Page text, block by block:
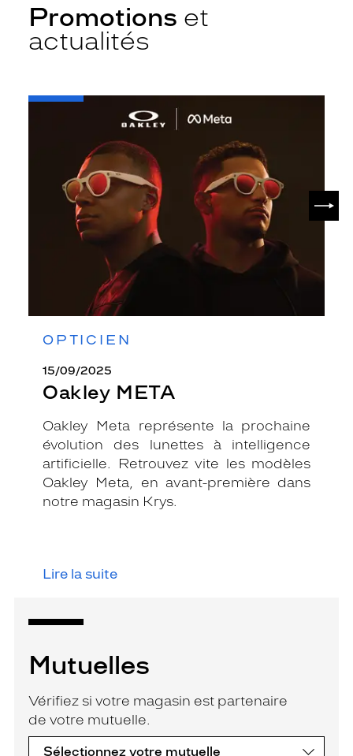
Promotions et
actualités
OPTICIEN
15/09/2025
Oakley META
Oakley Meta représente la prochaine
évolution des lunettes à intelligence
artificielle. Retrouvez vite les modèles
Oakley Meta, en avant-première dans
notre magasin Krys.
Lire la suite
-
Mutuelles
Vérifiez si votre magasin est partenaire
de votre mutuelle.